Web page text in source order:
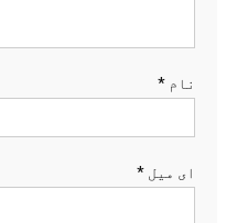
نام *
ای میل *